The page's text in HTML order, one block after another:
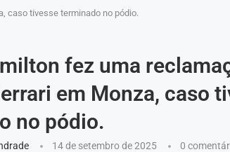
caso tivesse terminado no pódio.
fez uma
em Monza, caso
no pódio.
14 de setembro de 2025 0